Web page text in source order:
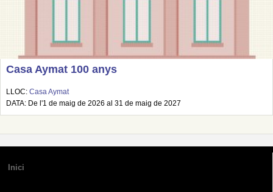
Casa Aymat 100 anys
LLOC: Casa Aymat
DATA: De l'1 de maig de 2026 al 31 de maig de 2027
Inici